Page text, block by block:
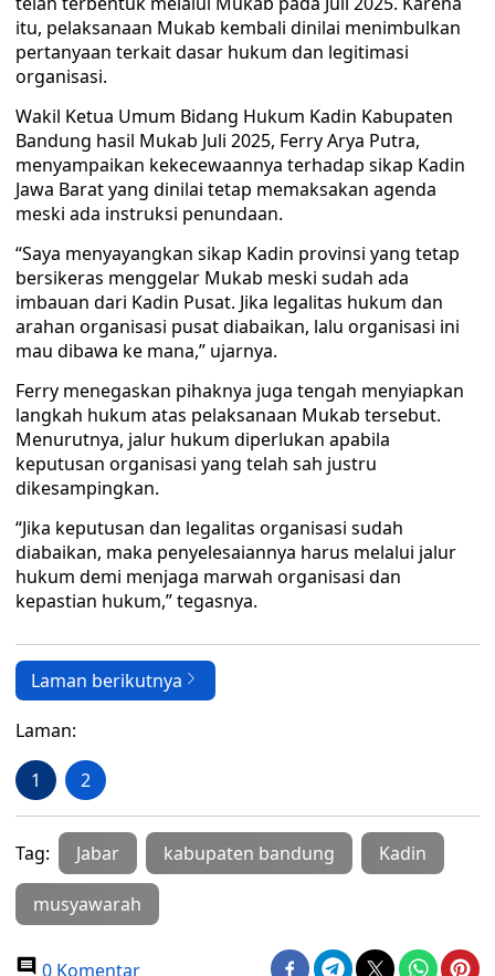
itu, pelaksanaan Mukab kembali dinilai menimbulkan
pertanyaan terkait dasar hukum dan legitimasi
organisasi.
Wakil Ketua Umum Bidang Hukum Kadin Kabupaten
Bandung hasil Mukab Juli 2025, Ferry Arya Putra,
menyampaikan kekecewaannya terhadap sikap Kadin
Jawa Barat yang dinilai tetap memaksakan agenda
meski ada instruksi penundaan.
“Saya menyayangkan sikap Kadin provinsi yang tetap
bersikeras menggelar Mukab meski sudah ada
imbauan dari Kadin Pusat. Jika legalitas hukum dan
arahan organisasi pusat diabaikan, lalu organisasi ini
mau dibawa ke mana,” ujarnya.
Ferry menegaskan pihaknya juga tengah menyiapkan
langkah hukum atas pelaksanaan Mukab tersebut.
Menurutnya, jalur hukum diperlukan apabila
keputusan organisasi yang telah sah justru
dikesampingkan.
“Jika keputusan dan legalitas organisasi sudah
diabaikan, maka penyelesaiannya harus melalui jalur
hukum demi menjaga marwah organisasi dan
kepastian hukum,” tegasnya.
Laman berikutnya
Laman:
1 2
Tag: Jabar kabupaten bandung Kadin
musyawarah
0 Komentar